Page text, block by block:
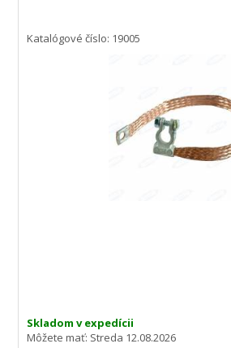
Katalógové číslo: 19005
Skladom v expedícii
Môžete mať: Streda 12.08.2026